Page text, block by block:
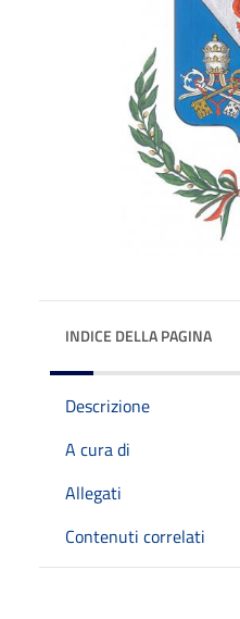
INDICE DELLA PAGINA
Descrizione
A cura di
Allegati
Contenuti correlati